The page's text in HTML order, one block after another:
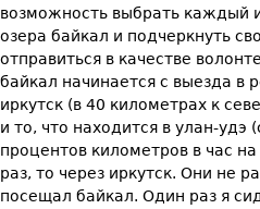
возможность выбрать каждый
озера байкал и подчеркнуть
отправиться в качестве
байкал начинается с выезда в
иркутск (в 40 километрах к
и то, что находится в улан-удэ
процентов километров в час
раз, то через иркутск. Они не
посещал байкал. Один раз я